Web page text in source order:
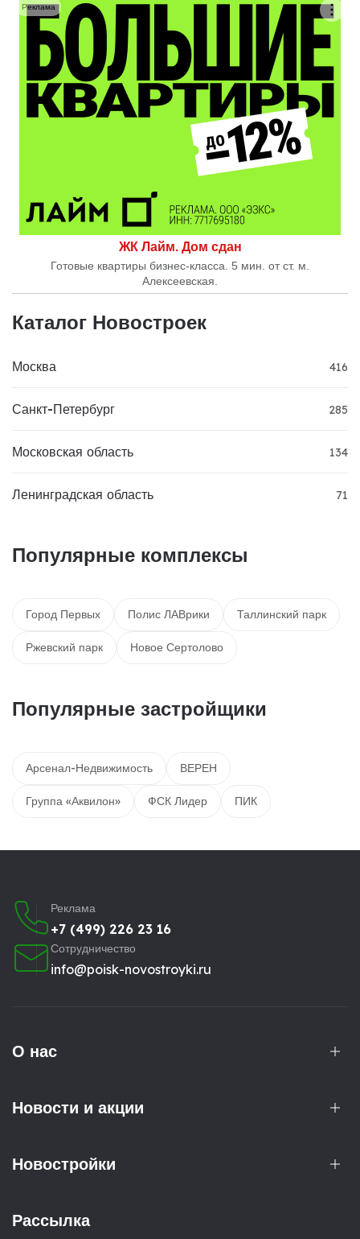
ЖК Лайм. Дом сдан
Готовые квартиры бизнес-класса. 5 мин. от ст. м.
Алексеевская.
Реклама
Каталог Новостроек
Москва 416
Санкт-Петербург 285
Московская область 134
Ленинградская область 71
Популярные комплексы
Город Первых Полис ЛАВрики Таллинский парк
Ржевский парк Новое Сертолово
Популярные застройщики
Арсенал-Недвижимость ВЕРЕН
Группа «Аквилон» ФСК Лидер ПИК
Реклама
+7 (499) 226 23 16
Сотрудничество
info@poisk-novostroyki.ru
О нас
Новости и акции
Новостройки
Рассылка